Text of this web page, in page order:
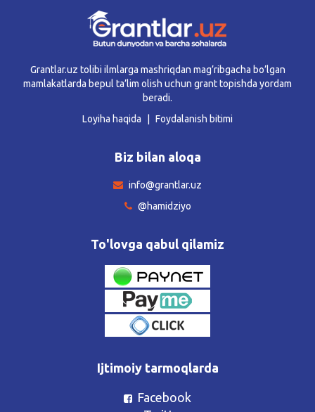
Grantlar.uz tolibi ilmlarga mashriqdan mag’ribgacha bo’lgan
mamlakatlarda bepul ta’lim olish uchun grant topishda yordam
beradi.
Loyiha haqida
Foydalanish bitimi
Biz bilan aloqa
info@grantlar.uz
@hamidziyo
To'lovga qabul qilamiz
Ijtimoiy tarmoqlarda
Facebook